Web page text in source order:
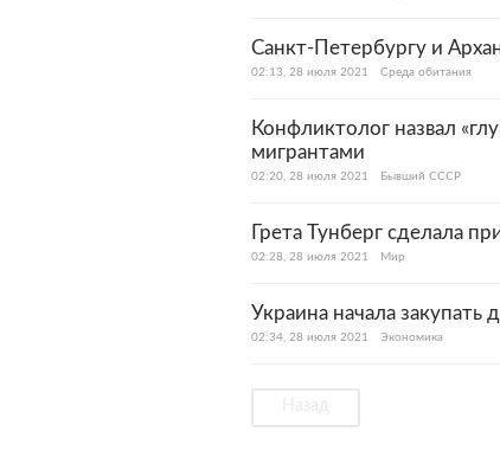
Санкт-Петербургу и
02:13, 28 июля 2021 Среда обитания
Конфликтолог назвал
мигрантами
02:20, 28 июля 2021 Бывший СССР
Грета Тунберг сделала
02:28, 28 июля 2021 Мир
Украина начала закупать
02:34, 28 июля 2021 Экономика